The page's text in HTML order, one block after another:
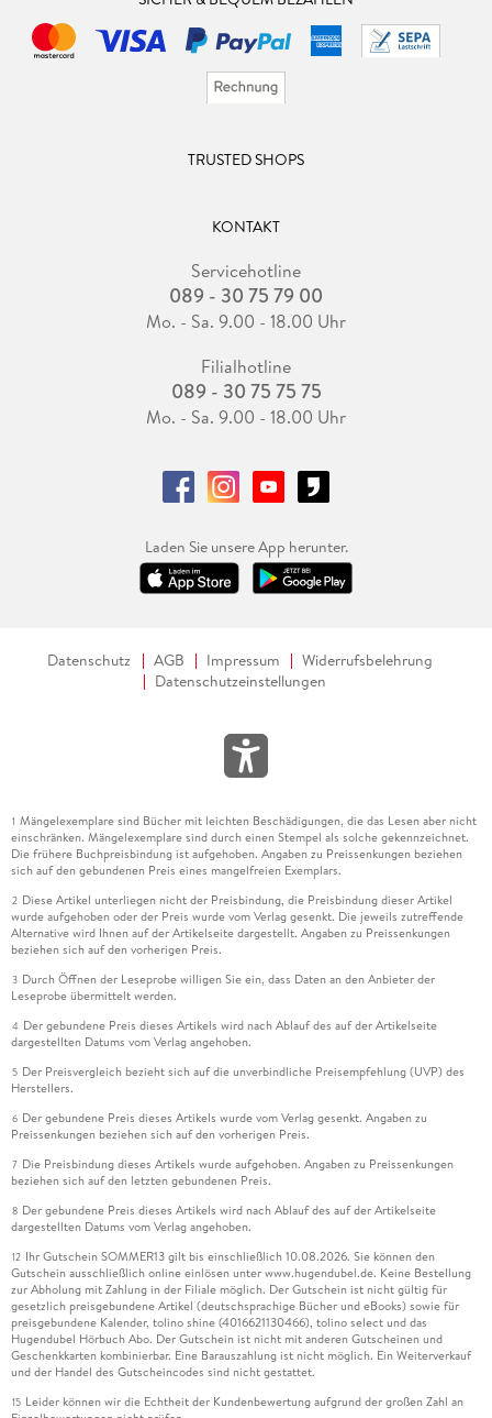
TRUSTED SHOPS
KONTAKT
Servicehotline
089 - 30 75 79 00
Mo. - Sa. 9.00 - 18.00 Uhr
Filialhotline
089 - 30 75 75 75
Mo. - Sa. 9.00 - 18.00 Uhr
Laden Sie unsere App herunter.
Datenschutz AGB Impressum
Widerrufsbelehrung
Datenschutzeinstellungen
1 Mängelexemplare sind Bücher mit leichten Beschädigungen, die das Lesen aber nicht
einschränken. Mängelexemplare sind durch einen Stempel als solche gekennzeichnet.
Die frühere Buchpreisbindung ist aufgehoben. Angaben zu Preissenkungen beziehen
sich auf den gebundenen Preis eines mangelfreien Exemplars.
2 Diese Artikel unterliegen nicht der Preisbindung, die Preisbindung dieser Artikel
wurde aufgehoben oder der Preis wurde vom Verlag gesenkt. Die jeweils zutreffende
Alternative wird Ihnen auf der Artikelseite dargestellt. Angaben zu Preissenkungen
beziehen sich auf den vorherigen Preis.
3 Durch Öffnen der Leseprobe willigen Sie ein, dass Daten an den Anbieter der
Leseprobe übermittelt werden.
4 Der gebundene Preis dieses Artikels wird nach Ablauf des auf der Artikelseite
dargestellten Datums vom Verlag angehoben.
5 Der Preisvergleich bezieht sich auf die unverbindliche Preisempfehlung (UVP) des
Herstellers.
6 Der gebundene Preis dieses Artikels wurde vom Verlag gesenkt. Angaben zu
Preissenkungen beziehen sich auf den vorherigen Preis.
7 Die Preisbindung dieses Artikels wurde aufgehoben. Angaben zu Preissenkungen
beziehen sich auf den letzten gebundenen Preis.
8 Der gebundene Preis dieses Artikels wird nach Ablauf des auf der Artikelseite
dargestellten Datums vom Verlag angehoben.
12 Ihr Gutschein SOMMER13 gilt bis einschließlich 10.08.2026. Sie können den
Gutschein ausschließlich online einlösen unter www.hugendubel.de. Keine Bestellung
zur Abholung mit Zahlung in der Filiale möglich. Der Gutschein ist nicht gültig für
gesetzlich preisgebundene Artikel (deutschsprachige Bücher und eBooks) sowie für
preisgebundene Kalender, tolino shine (4016621130466), tolino select und das
Hugendubel Hörbuch Abo. Der Gutschein ist nicht mit anderen Gutscheinen und
Geschenkkarten kombinierbar. Eine Barauszahlung ist nicht möglich. Ein Weiterverkauf
und der Handel des Gutscheincodes sind nicht gestattet.
15 Leider können wir die Echtheit der Kundenbewertung aufgrund der großen Zahl an